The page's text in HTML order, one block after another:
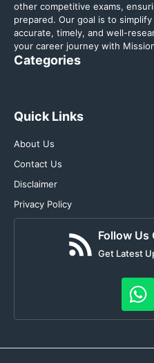
other competitive exams,
prepared. Our goal is to
accurate, timely, and well-
your career journey with
Categories
Quick Links
About Us
Contact Us
Disclaimer
Privacy Policy
Follow Us
Get Latest